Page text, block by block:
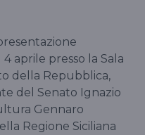
aprile presso la Sala
della Repubblica,
del Senato Ignazio
Gennaro
Regione Siciliana